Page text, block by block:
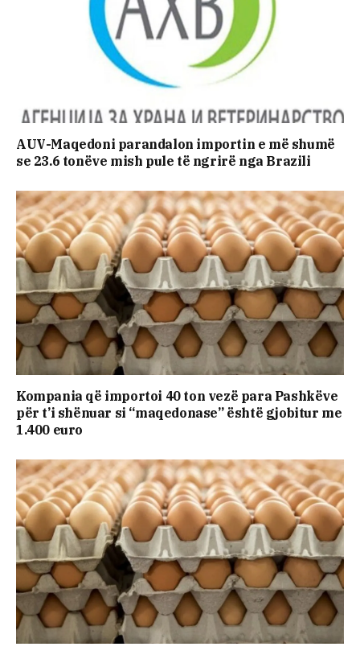
AUV-Maqedoni parandalon importin e më shumë
se 23.6 tonëve mish pule të ngrirë nga Brazili
Kompania që importoi 40 ton vezë para Pashkëve
për t’i shënuar si “maqedonase” është gjobitur me
1.400 euro